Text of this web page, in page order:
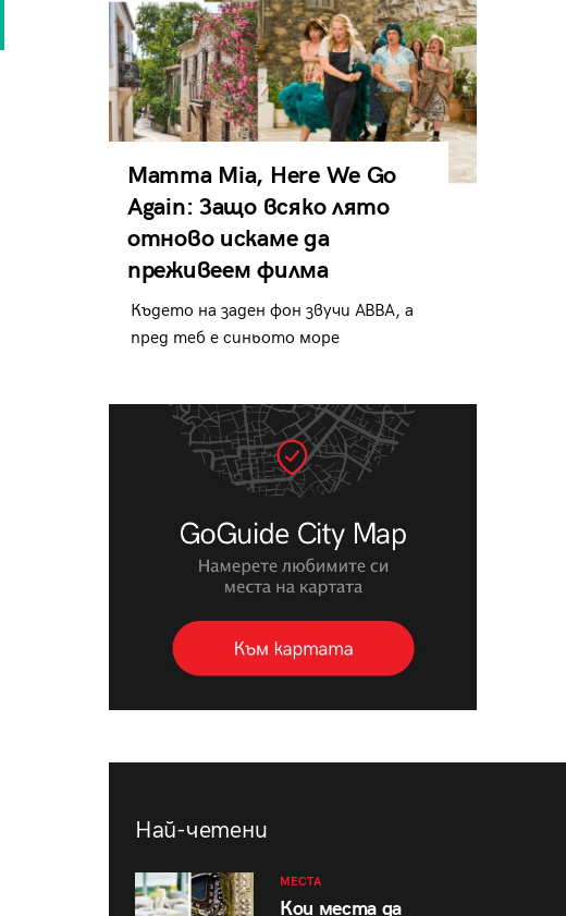
Mamma Mia, Here We Go
Again: Защо всяко лято
отново искаме да
преживеем филма
Където на заден фон звучи ABBA, а
пред теб е синьото море
Най-четени
МЕСТА
Кои места да